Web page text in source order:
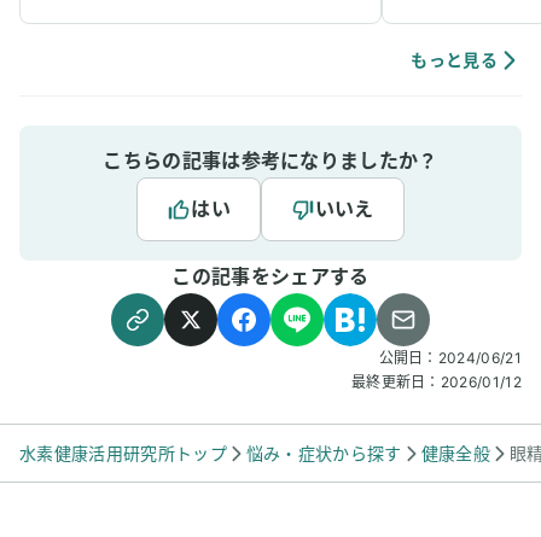
の一つではないかと思っています。
た時に吸うと実感
もっと見る
こちらの記事は参考になりましたか？
はい
いいえ
この記事をシェアする
公開日： 2024/06/21
最終更新日： 2026/01/12
水素健康活用研究所トップ 悩み・症状から探す 健康全般 眼